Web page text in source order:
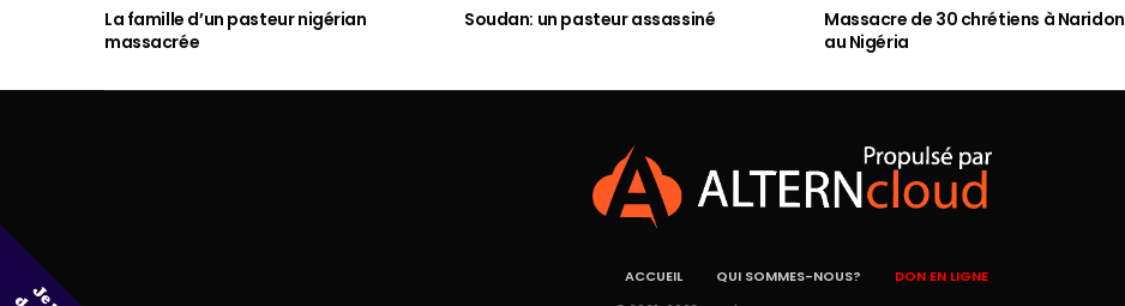
La famille d’un pasteur nigérian
massacrée
Soudan: un pasteur assassiné
Massacre de 30 chrétiens à Naridon
au Nigéria
ACCUEIL QUI SOMMES-NOUS? DON EN LIGNE